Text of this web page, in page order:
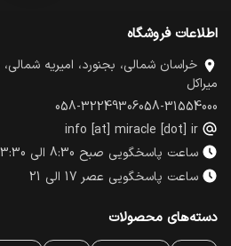
اطلاعات فروشگاه
خراسان شمالی، بجنورد، امیریه
میراکل
058-31554000
058-32249306
info [at] miracle [dot] ir
ساعت پاسخگویی صبح 8:30 الی 13:30
ساعت پاسخگویی عصر 17 الی 21
دسته‌های محصولات